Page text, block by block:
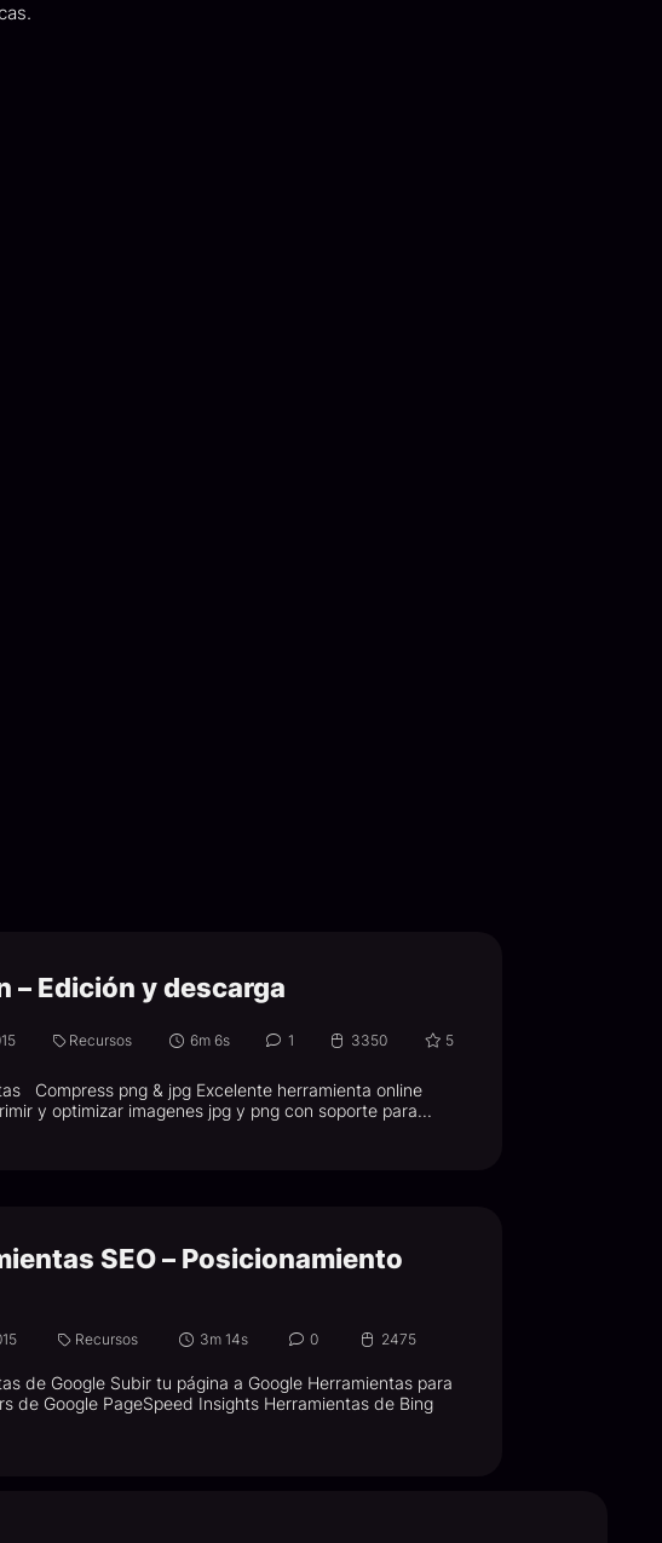
– Edición y descarga
Recursos 6m 6s 1 3350 5
Compress png & jpg Excelente herramienta online
y optimizar imagenes jpg y png con soporte para...
SEO – Posicionamiento
Recursos 3m 14s 0 2475
de Google Subir tu página a Google Herramientas para
de Google PageSpeed Insights Herramientas de Bing